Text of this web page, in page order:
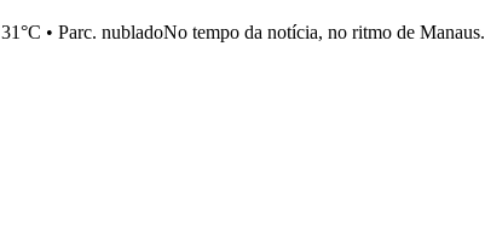
31°C • Parc. nubladoNo tempo da notícia, no ritmo de Manaus.